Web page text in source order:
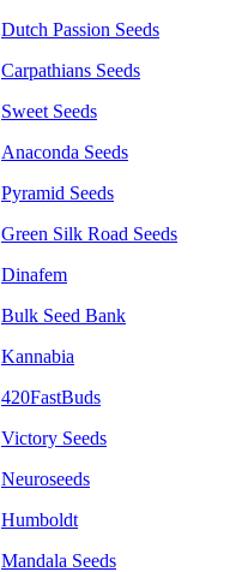
Dutch Passion Seeds
Carpathians Seeds
Sweet Seeds
Anaconda Seeds
Pyramid Seeds
Green Silk Road Seeds
Dinafem
Bulk Seed Bank
Kannabia
420FastBuds
Victory Seeds
Neuroseeds
Humboldt
Mandala Seeds